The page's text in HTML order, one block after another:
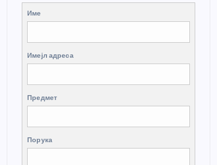
Име
Имејл адреса
Предмет
Порука